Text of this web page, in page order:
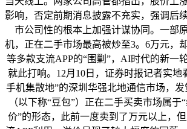
影响，否定前期消息披露不充实，强调后
市公司性的根本上加强计谋协同。一部
机，正在二手市场最高被炒至3。6万元，
等多款支流APP的“围剿”，AI时代的新一
就此打响。12月10日，证券时报记者实地
手机集散地”的深圳华强北地通信市场，
（以下称“豆包”）正在二手买卖市场属于
价”的形态，此前一度卖到了万元以上，